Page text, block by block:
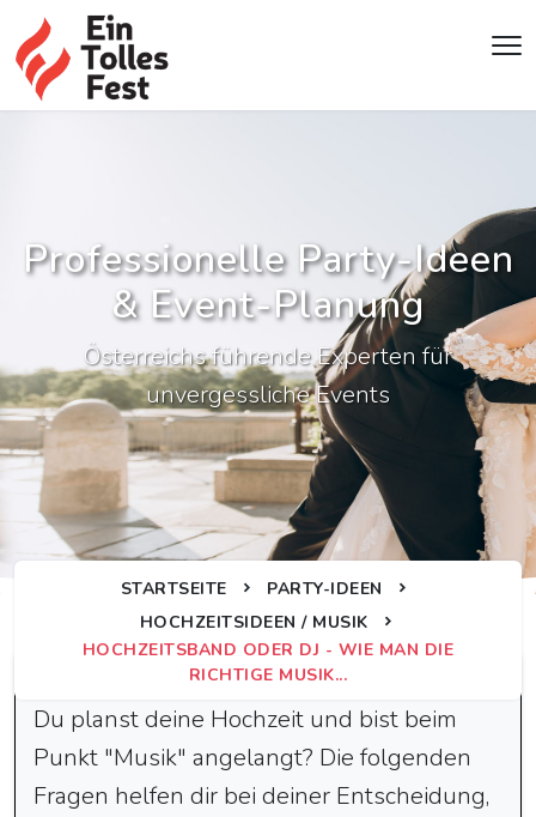
Professionelle Party-Ideen
& Event-Planung
Österreichs führende Experten für
unvergessliche Events
STARTSEITE
PARTY-IDEEN
HOCHZEITSIDEEN / MUSIK
HOCHZEITSBAND ODER DJ - WIE MAN DIE
RICHTIGE MUSIK...
Schnelle Antwort
Du planst deine Hochzeit und bist beim
Punkt "Musik" angelangt? Die folgenden
Fragen helfen dir bei deiner Entscheidung,